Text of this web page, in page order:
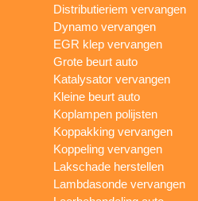
Distributieriem vervangen
Dynamo vervangen
EGR klep vervangen
Grote beurt auto
Katalysator vervangen
Kleine beurt auto
Koplampen polijsten
Koppakking vervangen
Koppeling vervangen
Lakschade herstellen
Lambdasonde vervangen